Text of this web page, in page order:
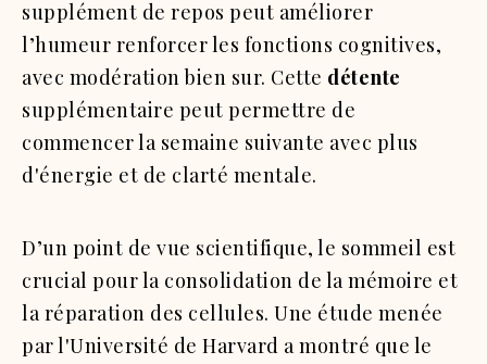
supplément de repos peut améliorer
l’humeur renforcer les fonctions cognitives,
avec modération bien sur. Cette détente
supplémentaire peut permettre de
commencer la semaine suivante avec plus
d'énergie et de clarté mentale.
D’un point de vue scientifique, le sommeil est
crucial pour la consolidation de la mémoire et
la réparation des cellules. Une étude menée
par l'Université de Harvard a montré que le